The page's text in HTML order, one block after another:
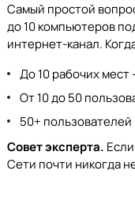
Самый простой
до 10 компьютеров
интернет-канал.
До 10 рабочих
От 10 до 50
50+
Совет эксперта.
Сети почти никогда